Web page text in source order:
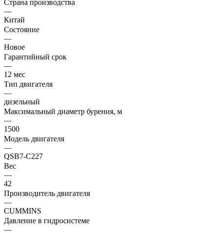
Страна производства
—
Китай
Состояние
—
Новое
Гарантийный срок
—
12 мес
Тип двигателя
—
дизельный
Максимальный диаметр бурения, м
—
1500
Модель двигателя
—
QSB7-C227
Вес
—
42
Производитель двигателя
—
CUMMINS
Давление в гидросистеме
—